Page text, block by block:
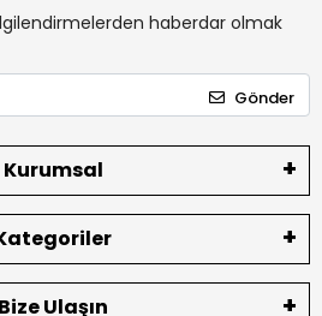
haberdar olmak
Gönder
Kurumsal
Bize Ulaşın